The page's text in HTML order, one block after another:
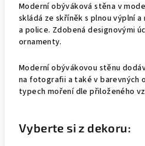
Moderní obýváková stěna v
skládá ze skříněk s plnou výplní
a police. Zdobená designovými
ornamenty.
Moderní obývákovou stěnu
na fotografii a také v barevných
typech moření dle přiloženého
Vyberte si z dekoru: